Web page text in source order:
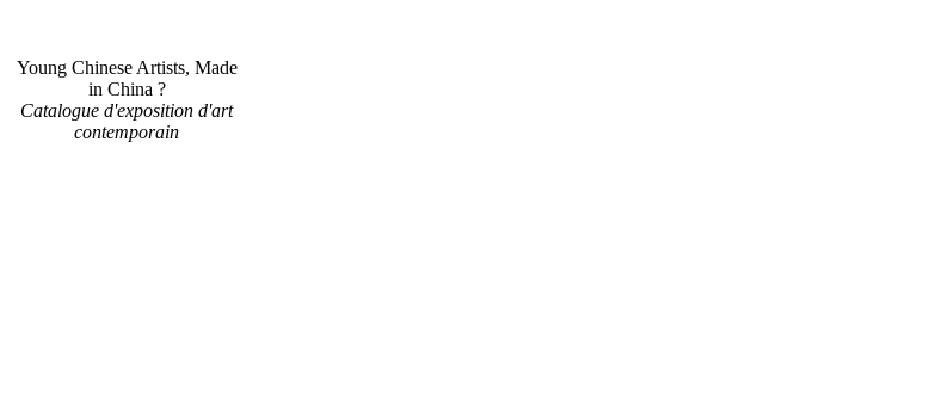
Young Chinese Artists, Made
in China ?
Catalogue d'exposition d'art
contemporain